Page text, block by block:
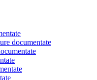
documentate